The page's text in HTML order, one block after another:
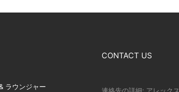
ラウンジャー
CONTACT US